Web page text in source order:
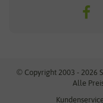
Maissamen
Franchi Sementi
© Copyright 2003 - 2026
Alle